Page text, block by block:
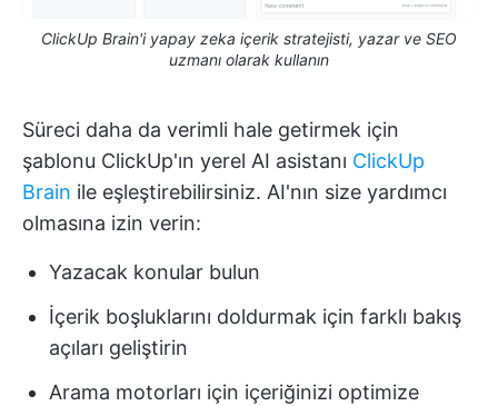
ClickUp Brain'i yapay zeka içerik stratejisti, yazar ve SEO
uzmanı olarak kullanın
Süreci daha da verimli hale getirmek için
şablonu ClickUp'ın yerel AI asistanı ClickUp
Brain ile eşleştirebilirsiniz. AI'nın size yardımcı
olmasına izin verin:
Yazacak konular bulun
İçerik boşluklarını doldurmak için farklı bakış
açıları geliştirin
Arama motorları için içeriğinizi optimize